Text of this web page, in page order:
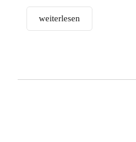
weiterlesen